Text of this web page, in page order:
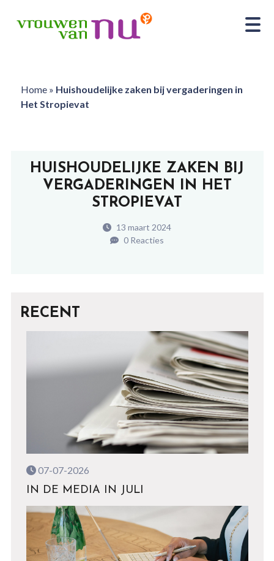
Home» Huishoudelijke zaken bij vergaderingen in
Het Stropievat
HUISHOUDELIJKE ZAKEN BIJ
VERGADERINGEN IN HET
STROPIEVAT
13 maart 2024
0 Reacties
RECENT
07-07-2026
IN DE MEDIA IN JULI